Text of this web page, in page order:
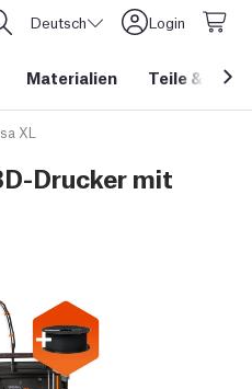
Deutsch Login
Materialien Teile &
XL
Drucker mit